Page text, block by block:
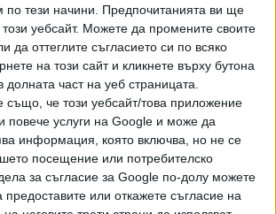
по тези начини. Предпочитанията ви ще
уебсайт. Можете да промените своите
да оттеглите съгласието си по всяко
на този сайт и кликнете върху бутона
част на уеб страницата.
също, че този уебсайт/това приложение
повече услуги на Google и може да
информация, която включва, но не се
посещение или потребителско
за съгласие за Google по-долу можете
предоставите или откажете съгласие на